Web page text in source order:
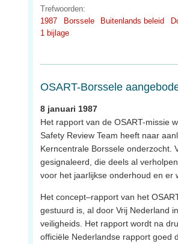
Trefwoorden:
1987
Borssele Buitenlands beleid
1 bijlage
OSART-Borssele
8 januari 1987
Het rapport van de OSART-missie
Safety Review Team heeft naar
Kerncentrale Borssele onderzocht.
gesignaleerd, die deels al
voor het jaarlijkse onderhoud en er
Het concept–rapport van het
gestuurd is, al door Vrij Nederland
veiligheids. Het rapport wordt na
officiële Nederlandse rapport goed